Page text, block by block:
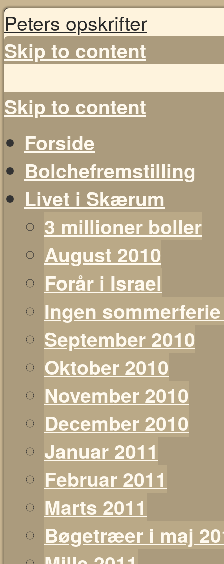
Peters opskrifter
Skip to content
Skip to content
Forside
Bolchefremstilling
Livet i Skærum
3 millioner boller
August 2010
Forår i Israel
Ingen
September 2010
Oktober 2010
November 2010
December 2010
Januar 2011
Februar 2011
Marts 2011
Bøgetræer i maj